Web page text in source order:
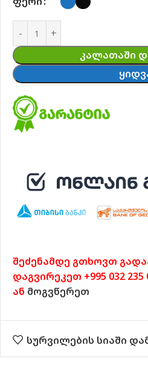
ᲙᲐᲚᲐᲗᲐᲨᲘ
შეძენამდე გთხოვთ
დაგვირეკეთ +995 032 235
ან მოგვწერეთ
სურვილების სიაში